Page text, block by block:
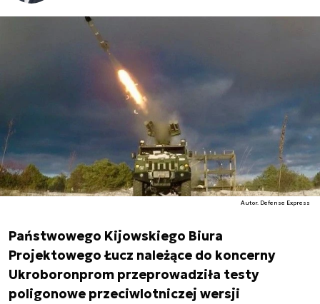
Autor. Defense Express
Państwowego Kijowskiego Biura
Projektowego Łucz należące do koncerny
Ukroboronprom przeprowadziła testy
poligonowe przeciwlotniczej wersji